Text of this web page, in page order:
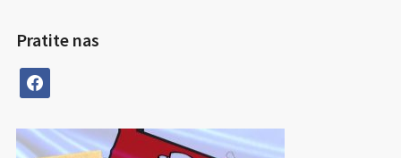
Pratite nas
facebook